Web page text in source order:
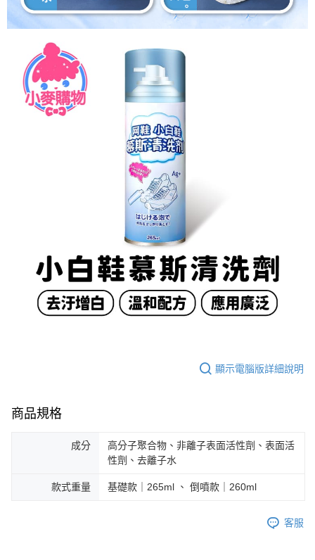
顯示電腦版詳細說明
商品規格
成分
高分子聚合物、非離子表面活性劑、表面活
性劑、去離子水
款式重量 基礎款｜265ml 、 倒噴款｜260ml
客服